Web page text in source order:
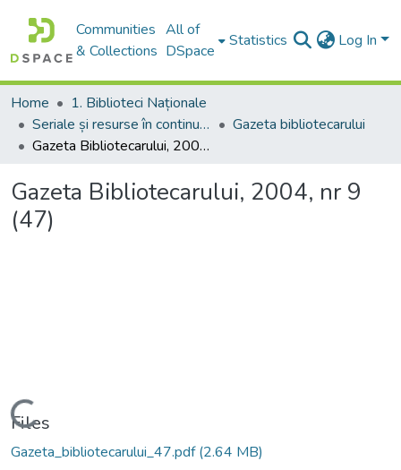
Communities
& Collections
All of
DSpace
Statistics Log In
Home
1. Biblioteci Naționale
Seriale și resurse în continuare
Gazeta bibliotecarului
Gazeta Bibliotecarului, 2004, nr 9 (47)
Gazeta Bibliotecarului, 2004, nr 9
(47)
Loading...
Files
Gazeta_bibliotecarului_47.pdf(2.64 MB)